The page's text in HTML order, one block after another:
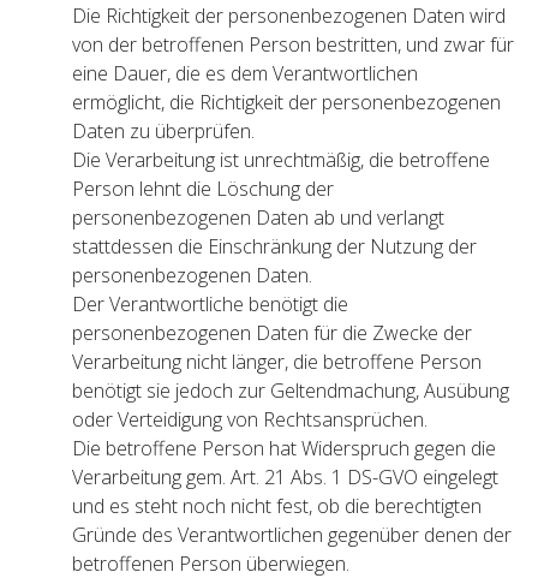
Die Richtigkeit der personenbezogenen Daten wird
von der betroffenen Person bestritten, und zwar für
eine Dauer, die es dem Verantwortlichen
ermöglicht, die Richtigkeit der personenbezogenen
Daten zu überprüfen.
Die Verarbeitung ist unrechtmäßig, die betroffene
Person lehnt die Löschung der
personenbezogenen Daten ab und verlangt
stattdessen die Einschränkung der Nutzung der
personenbezogenen Daten.
Der Verantwortliche benötigt die
personenbezogenen Daten für die Zwecke der
Verarbeitung nicht länger, die betroffene Person
benötigt sie jedoch zur Geltendmachung, Ausübung
oder Verteidigung von Rechtsansprüchen.
Die betroffene Person hat Widerspruch gegen die
Verarbeitung gem. Art. 21 Abs. 1 DS-GVO eingelegt
und es steht noch nicht fest, ob die berechtigten
Gründe des Verantwortlichen gegenüber denen der
betroffenen Person überwiegen.